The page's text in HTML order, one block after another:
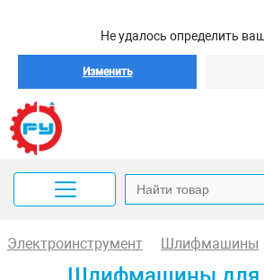
Не удалось определить
Изменить
Электроинструмент Шлифмашины